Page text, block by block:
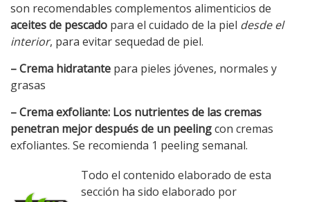
son recomendables complementos alimenticios de
aceites de pescado para el cuidado de la piel desde el
interior, para evitar sequedad de piel.
– Crema hidratante para pieles jóvenes, normales y
grasas
– Crema exfoliante: Los nutrientes de las cremas
penetran mejor después de un peelingcon cremas
exfoliantes. Se recomienda 1 peeling semanal.
Todo el contenido elaborado de esta
sección ha sido elaborado por